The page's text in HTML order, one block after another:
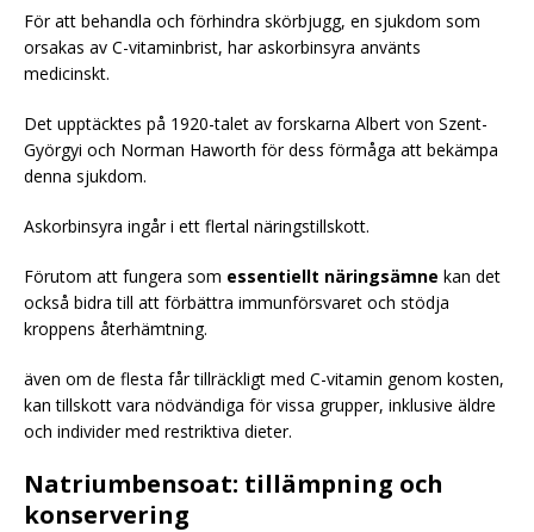
För att behandla och förhindra skörbjugg, en sjukdom som
orsakas av C-vitaminbrist, har askorbinsyra använts
medicinskt.
Det upptäcktes på 1920-talet av forskarna Albert von Szent-
Györgyi och Norman Haworth för dess förmåga att bekämpa
denna sjukdom.
Askorbinsyra ingår i ett flertal näringstillskott.
Förutom att fungera som essentiellt näringsämne kan det
också bidra till att förbättra immunförsvaret och stödja
kroppens återhämtning.
även om de flesta får tillräckligt med C-vitamin genom kosten,
kan tillskott vara nödvändiga för vissa grupper, inklusive äldre
och individer med restriktiva dieter.
Natriumbensoat: tillämpning och
konservering